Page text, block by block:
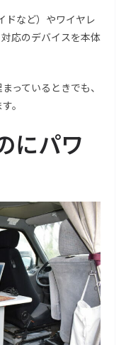
ドなど）やワイヤレ
応のデバイスを本体
っているときでも、
。
にパワ